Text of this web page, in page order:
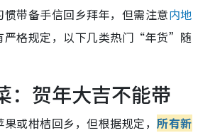
带备手信回乡拜年，但需注意内地
严格规定，以下几类热门“年货”随
：贺年大吉不能带
果或柑桔回乡，但根据规定，所有新